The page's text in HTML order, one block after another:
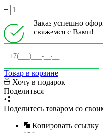
−
Заказ успешно
свяжемся с Вами!
Товар в корзине
Хочу в подарок
Поделиться
Поделитесь товаром со
Копировать ссылку